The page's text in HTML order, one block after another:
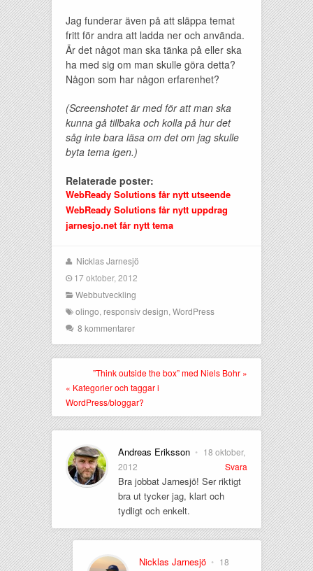
Jag funderar även på att släppa temat
fritt för andra att ladda ner och använda.
Är det något man ska tänka på eller ska
ha med sig om man skulle göra detta?
Någon som har någon erfarenhet?
(Screenshotet är med för att man ska
kunna gå tillbaka och kolla på hur det
såg inte bara läsa om det om jag skulle
byta tema igen.)
Relaterade poster:
WebReady Solutions får nytt utseende
WebReady Solutions får nytt uppdrag
jarnesjo.net får nytt tema
Nicklas Jarnesjö
17 oktober, 2012
Webbutveckling
olingo responsiv design WordPress
8 kommentarer
”Think outside the box” med Niels Bohr »
« Kategorier och taggar i
WordPress/bloggar?
Andreas Eriksson • 18 oktober,
2012
Svara
Bra jobbat Jarnesjö! Ser riktigt
bra ut tycker jag, klart och
tydligt och enkelt.
Nicklas Jarnesjö • 18